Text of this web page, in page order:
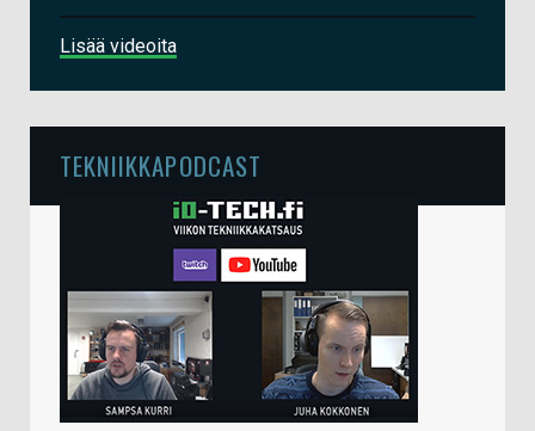
Lisää videoita
TEKNIIKKAPODCAST